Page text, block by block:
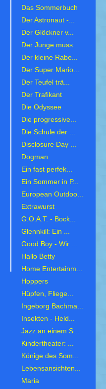
Das Sommerbuch
Der Astronaut -...
Der Glöckner v...
Der Junge muss ...
Der kleine Rabe...
Der Super Mario...
Der Teufel trä...
Der Trafikant
Die Odyssee
Die progressive...
Die Schule der ...
Disclosure Day ...
Dogman
Ein fast perfek...
Ein Sommer in P...
European Outdoo...
Extrawurst
G.O.A.T. - Bock...
Glennkill: Ein ...
Good Boy - Wir ...
Hallo Betty
Home Entertainm...
Hoppers
Hüpfen, Fliege...
Ingeborg Bachma...
Insekten - Held...
Jazz an einem S...
Kindertheater: ...
Könige des Som...
Lebensansichten...
Maria